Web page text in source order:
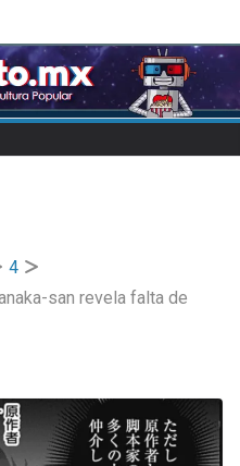
4
san revela falta de